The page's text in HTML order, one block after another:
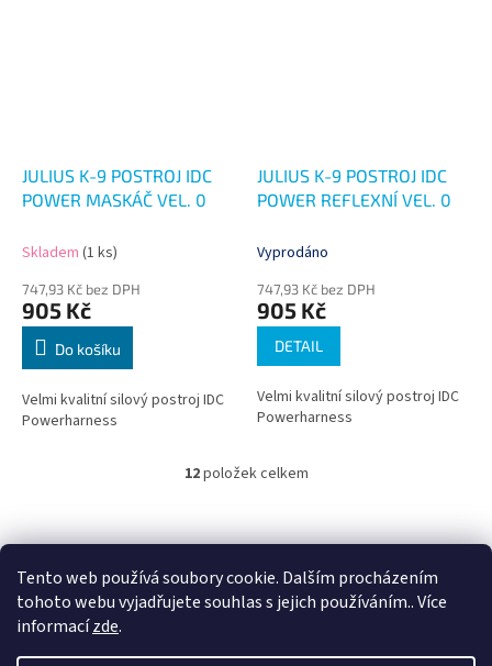
Tento web používá soubory cookie. Dalším procházením
tohoto webu vyjadřujete souhlas s jejich používáním.. Více
informacízde.
JULIUS K-9 POSTROJ IDC
POWER MASKÁČ VEL. 0
Skladem (1 ks)
747,93 Kč bez DPH
905 Kč
Do košíku
Velmi kvalitní silový postroj IDC
Powerharness
JULIUS K-9 POSTROJ IDC
POWER REFLEXNÍ VEL. 0
Vyprodáno
747,93 Kč bez DPH
905 Kč
DETAIL
Velmi kvalitní silový postroj IDC
Powerharness
O
á
d
a
c
12položek celkem
á